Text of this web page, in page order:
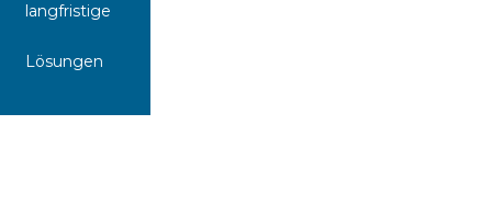
langfristige
Lösungen